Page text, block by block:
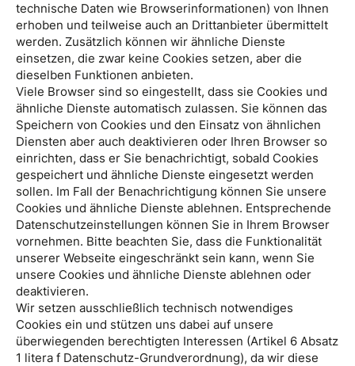
technische Daten wie Browserinformationen) von Ihnen
erhoben und teilweise auch an Drittanbieter übermittelt
werden. Zusätzlich können wir ähnliche Dienste
einsetzen, die zwar keine Cookies setzen, aber die
dieselben Funktionen anbieten.
Viele Browser sind so eingestellt, dass sie Cookies und
ähnliche Dienste automatisch zulassen. Sie können das
Speichern von Cookies und den Einsatz von ähnlichen
Diensten aber auch deaktivieren oder Ihren Browser so
einrichten, dass er Sie benachrichtigt, sobald Cookies
gespeichert und ähnliche Dienste eingesetzt werden
sollen. Im Fall der Benachrichtigung können Sie unsere
Cookies und ähnliche Dienste ablehnen. Entsprechende
Datenschutzeinstellungen können Sie in Ihrem Browser
vornehmen. Bitte beachten Sie, dass die Funktionalität
unserer Webseite eingeschränkt sein kann, wenn Sie
unsere Cookies und ähnliche Dienste ablehnen oder
deaktivieren.
Wir setzen ausschließlich technisch notwendiges
Cookies ein und stützen uns dabei auf unsere
überwiegenden berechtigten Interessen (Artikel 6 Absatz
1 litera f Datenschutz-Grundverordnung), da wir diese